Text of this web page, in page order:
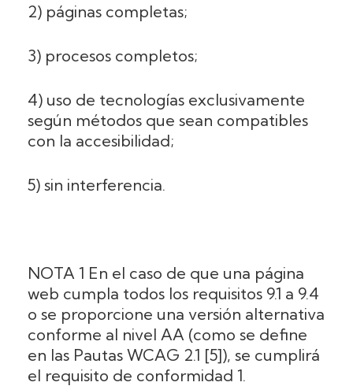
2) páginas completas;
3) procesos completos;
4) uso de tecnologías exclusivamente
según métodos que sean compatibles
con la accesibilidad;
5) sin interferencia.
NOTA 1 En el caso de que una página
web cumpla todos los requisitos 9.1 a 9.4
o se proporcione una versión alternativa
conforme al nivel AA (como se define
en las Pautas WCAG 2.1 [5]), se cumplirá
el requisito de conformidad 1.